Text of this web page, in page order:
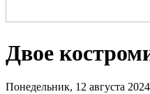
Двое
Понедельник, 12 августа 2024